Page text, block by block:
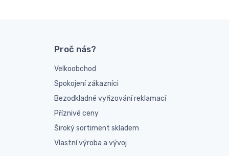
Proč nás?
Velkoobchod
Spokojení zákazníci
Bezodkladné vyřizování reklamací
Příznivé ceny
Široký sortiment skladem
Vlastní výroba a vývoj